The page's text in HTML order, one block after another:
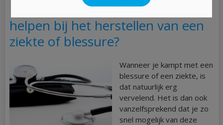
Hoe kan een zorgverzekering mij
helpen bij het herstellen van een
ziekte of blessure?
Wanneer je kampt met een
blessure of een ziekte, is
dat natuurlijk erg
vervelend. Het is dan ook
vanzelfsprekend dat je zo
snel mogelijk van deze